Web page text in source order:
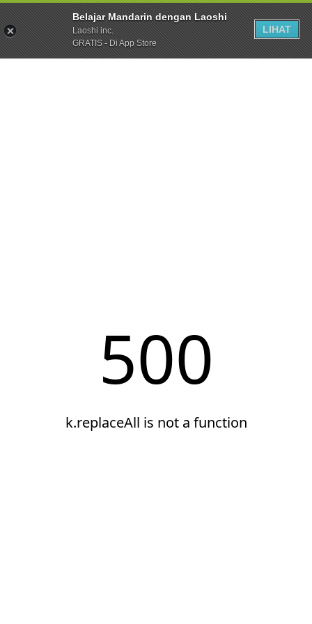
Belajar Mandarin dengan Laoshi
Laoshi inc.
GRATIS - Di App Store
LIHAT
500
k.replaceAll is not a function